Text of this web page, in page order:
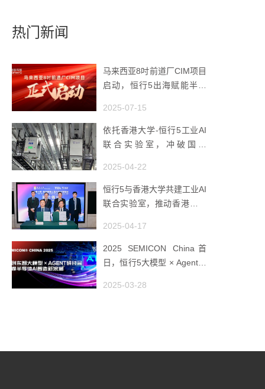
热门新闻
马来西亚8吋前道厂CIM项目
启动，恒行5出海赋能半导
2025-07-15
依托香港大学-恒行5工业AI
联合实验室，冲破国产
2025-04-22
恒行5与香港大学共建工业AI
联合实验室，推动香港成为
2025-04-17
2025 SEMICON China首
日，恒行5大模型 × Agent研
潮
2025-03-28